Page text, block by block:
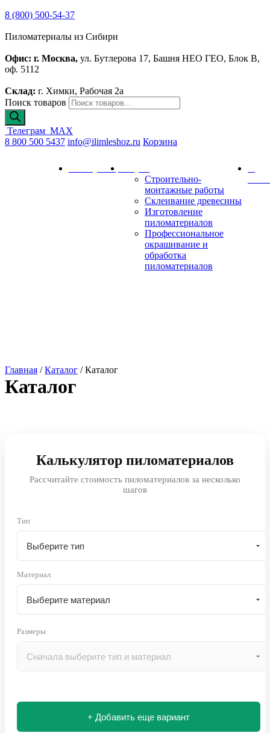
8 (800) 500-54-37
Пиломатериалы из Сибири
Офис: г. Москва, ул. Бутлерова 17, Башня НЕО ГЕО, Блок В,
оф. 5112
Склад: г. Химки, Рабочая 2а
Поиск товаров
Телеграм MAX
8 800 500 5437 info@ilimleshoz.ru Корзина
Калькулятор
Строительно-
монтажные работы
Склеивание древесины
Изготовление
пиломатериалов
Профессиональное
окрашивание и
обработка
пиломатериалов
Главная /Каталог /Каталог
Каталог
Калькулятор пиломатериалов
Рассчитайте стоимость пиломатериалов за несколько
шагов
Тип
Материал
Размеры
+ Добавить еще вариант